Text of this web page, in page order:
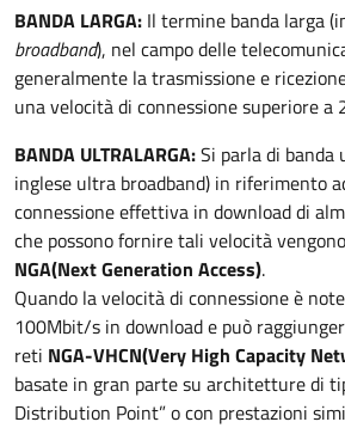
BANDA LARGA: Il termine banda larga
broadband), nel campo delle
generalmente la trasmissione e
una velocità di connessione superiore a
BANDA ULTRALARGA:Si parla di
inglese ultra broadband) in riferimento
connessione effettiva in download di
che possono fornire tali velocità
NGA(Next Generation Access).
Quando la velocità di connessione è
100Mbit/s in download e può
reti NGA-VHCN(Very High Capacity
basate in gran parte su architetture di
Distribution Point” o con prestazioni